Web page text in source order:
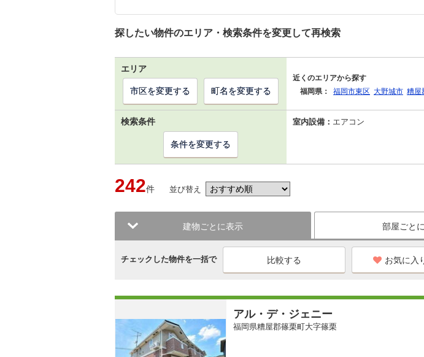
探したい物件のエリア・検索条件を変更して再検索
エリア
近くのエリアから探す
福岡県：
福岡市東区 大野城市 糟屋
市区を変更する 町名を変更する
検索条件 室内設備： エアコン
条件を変更する
242件 並び替え
建物ごとに表示 部屋ごと
チェックした物件を一括で お気に入
アル・デ・ジェニー
福岡県糟屋郡篠栗町大字篠栗